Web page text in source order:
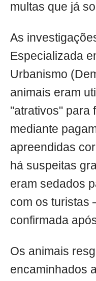
multas que já
As
Especializada
Urbanismo
animais eram
"atrativos" para
mediante
apreendidas
há suspeitas
eram sedados
com os turistas
confirmada
Os animais
encaminhados